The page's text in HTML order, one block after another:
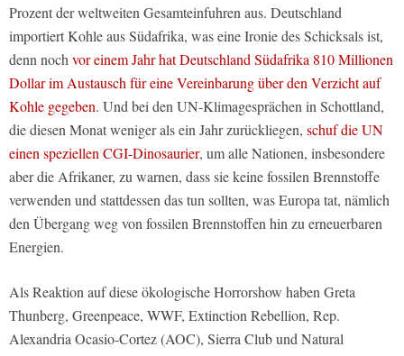
Prozent der weltweiten Gesamteinfuhren aus. Deutschland
importiert Kohle aus Südafrika, was eine Ironie des Schicksals ist,
denn noch vor einem Jahr hat Deutschland Südafrika 810 Millionen
Dollar im Austausch für eine Vereinbarung über den Verzicht auf
Kohle gegeben. Und bei den UN-Klimagesprächen in Schottland,
die diesen Monat weniger als ein Jahr zurückliegen, schuf die UN
einen speziellen CGI-Dinosaurier, um alle Nationen, insbesondere
aber die Afrikaner, zu warnen, dass sie keine fossilen Brennstoffe
verwenden und stattdessen das tun sollten, was Europa tat, nämlich
den Übergang weg von fossilen Brennstoffen hin zu erneuerbaren
Energien.
Als Reaktion auf diese ökologische Horrorshow haben Greta
Thunberg, Greenpeace, WWF, Extinction Rebellion, Rep.
Alexandria Ocasio-Cortez (AOC), Sierra Club und Natural